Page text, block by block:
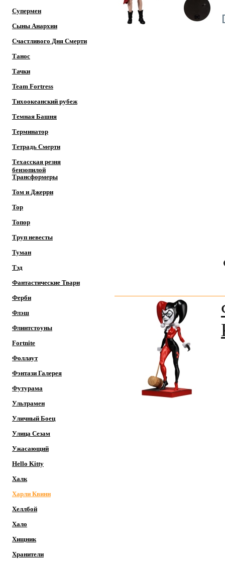
Супермен
Сыны Анархии
Счастливого Дня Смерти
Танос
Тачки
Team Fortress
Тихоокеанский рубеж
Темная Башня
Терминатор
Тетрадь Смерти
Техасская резня
бензопилой
Трансформеры
Том и Джерри
Тор
Топор
Труп невесты
Туман
Тэд
Фантастические Твари
Ферби
Флэш
Флинтстоуны
Fortnite
Фоллаут
Фэнтази Галерея
Футурама
Ультрамен
Уличный Боец
Улица Сезам
Ужасающий
Hello Kitty
Халк
Харли Квинн
Хеллбой
Хало
Хищник
Хранители